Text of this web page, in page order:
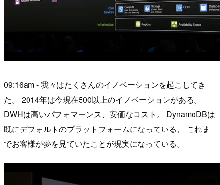
09:16am - 我々はたくさんのイノベーションを起こしてき
た。 2014年は今現在500以上のイノベーションがある。
DWHは高いパフォマーンス、安価なコスト。 DynamoDBは
既にデフォルトのプラットフォームになっている。 これま
でお客様が夢を見ていたことが現実になっている。